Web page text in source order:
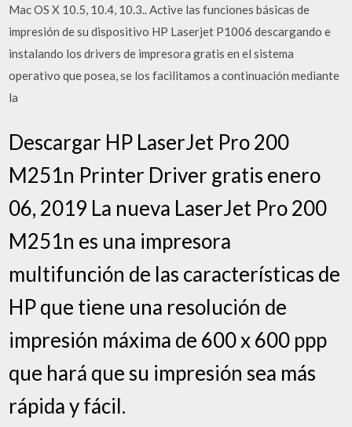
Mac OS X 10.5, 10.4, 10.3.. Active las funciones básicas de
impresión de su dispositivo HP Laserjet P1006 descargando e
instalando los drivers de impresora gratis en el sistema
operativo que posea, se los facilitamos a continuación mediante
la
Descargar HP LaserJet Pro 200
M251n Printer Driver gratis enero
06, 2019 La nueva LaserJet Pro 200
M251n es una impresora
multifunción de las características de
HP que tiene una resolución de
impresión máxima de 600 x 600 ppp
que hará que su impresión sea más
rápida y fácil.